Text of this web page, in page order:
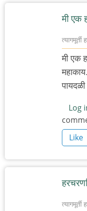
मी एक
त्यागमूर्ती
मी एक
पायदळी
Log
Like
त्यागमूर्ती